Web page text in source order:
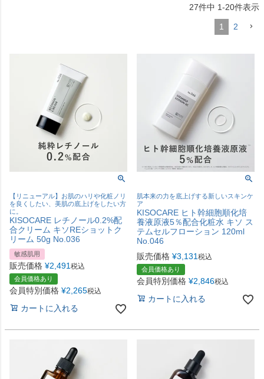
27件中 1-20件表示
1 2
【リニューアル】お肌のハリや化粧ノリ
を良くしたい、美肌の底上げをしたい方
に。
KISOCARE レチノール0.2%配
合クリーム キソREショットク
リーム 50g No.036
敏感肌用
販売価格 ¥2,491税込
会員価格あり
会員特別価格 ¥2,265税込
カートに入れる
肌本来の力を底上げする新しいスキンケ
ア
KISOCARE ヒト幹細胞順化培
養液原液5％配合化粧水 キソ ス
テムセルフローション 120ml
No.046
販売価格 ¥3,131税込
会員価格あり
会員特別価格 ¥2,846税込
カートに入れる